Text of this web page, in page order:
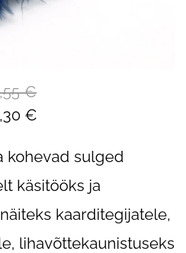
€
€
kohevad sulged
käsitööks ja
kaarditegijatele,
lihavõttekaunistuseks